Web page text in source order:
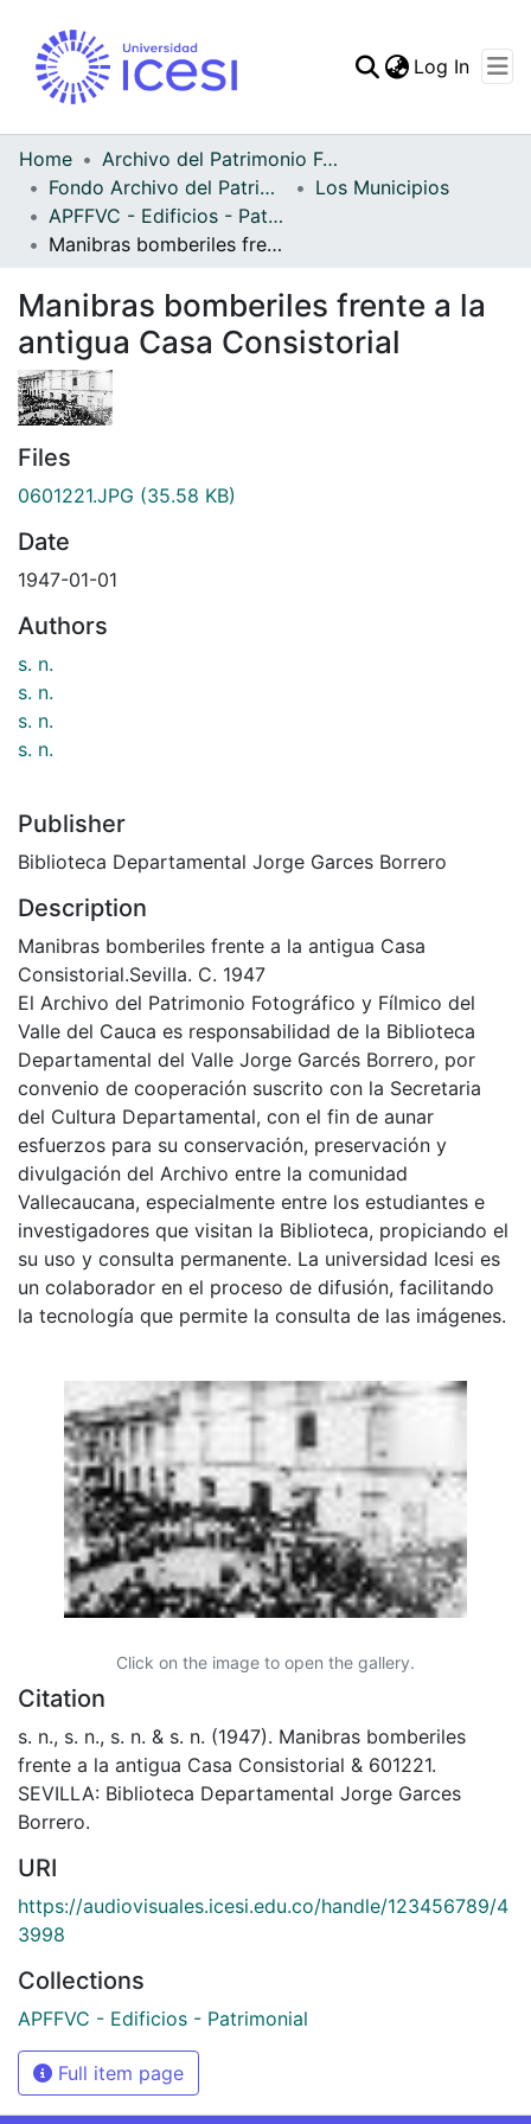
Statistics
Log In
Home
Archivo del Patrimonio Fotográfico y Fílmico del Valle del Cauca
Fondo Archivo del Patrimonio Fotográfico y Fílmico del Valle del Cauca
Los Municipios
APFFVC - Edificios - Patrimonial
Manibras bomberiles frente a la antigua Casa Consistorial
Manibras bomberiles frente a la
antigua Casa Consistorial
Files
0601221.JPG (35.58 KB)
Date
1947-01-01
Authors
s. n.
s. n.
s. n.
s. n.
Publisher
Biblioteca Departamental Jorge Garces Borrero
Description
Manibras bomberiles frente a la antigua Casa
Consistorial.Sevilla. C. 1947
El Archivo del Patrimonio Fotográfico y Fílmico del
Valle del Cauca es responsabilidad de la Biblioteca
Departamental del Valle Jorge Garcés Borrero, por
convenio de cooperación suscrito con la Secretaria
del Cultura Departamental, con el fin de aunar
esfuerzos para su conservación, preservación y
divulgación del Archivo entre la comunidad
Vallecaucana, especialmente entre los estudiantes e
investigadores que visitan la Biblioteca, propiciando el
su uso y consulta permanente. La universidad Icesi es
un colaborador en el proceso de difusión, facilitando
la tecnología que permite la consulta de las imágenes.
Click on the image to open the gallery.
Citation
s. n., s. n., s. n. & s. n. (1947). Manibras bomberiles
frente a la antigua Casa Consistorial & 601221.
SEVILLA: Biblioteca Departamental Jorge Garces
Borrero.
URI
https://audiovisuales.icesi.edu.co/handle/123456789/4
3998
Collections
APFFVC - Edificios - Patrimonial
Full item page